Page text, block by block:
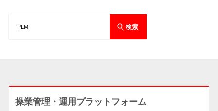
操業管理・運用プラットフォーム